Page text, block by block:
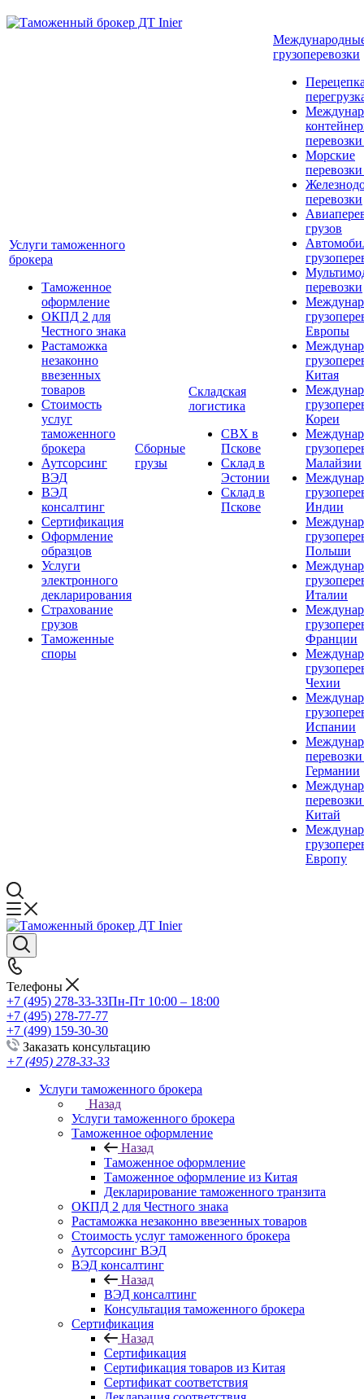
Услуги таможенного
брокера
Таможенное
оформление
ОКПД 2 для
Честного знака
Растаможка
незаконно
ввезенных
товаров
Стоимость
услуг
таможенного
брокера
Аутсорсинг
ВЭД
ВЭД
консалтинг
Сертификация
Оформление
образцов
Услуги
электронного
декларирования
Страхование
грузов
Таможенные
споры
Сборные
грузы
Складская
логистика
СВХ в
Пскове
Склад в
Эстонии
Склад в
Пскове
грузоперевозки
Морские
перевозки
грузов
перевозки
Европы
Китая
Кореи
Малайзии
Индии
Польши
Италии
Франции
Чехии
Испании
Германии
Китай
Европу
Телефоны
+7 (495) 278-33-33Пн-Пт 10:00 – 18:00
+7 (495) 278-77-77
+7 (499) 159-30-30
Заказать консультацию
+7 (495) 278-33-33
Услуги таможенного брокера
Назад
Услуги таможенного брокера
Таможенное оформление
Назад
Таможенное оформление
Таможенное оформление из Китая
Декларирование таможенного транзита
ОКПД 2 для Честного знака
Растаможка незаконно ввезенных товаров
Стоимость услуг таможенного брокера
Аутсорсинг ВЭД
ВЭД консалтинг
Назад
ВЭД консалтинг
Консультация таможенного брокера
Сертификация
Назад
Сертификация
Сертификация товаров из Китая
Сертификат соответствия